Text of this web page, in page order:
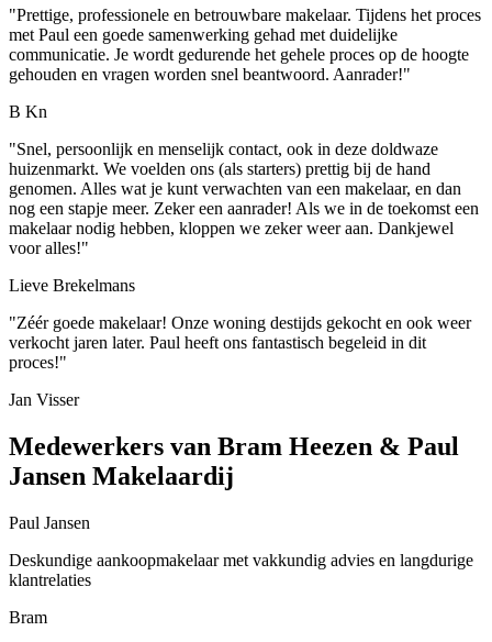
"Prettige, professionele en betrouwbare makelaar. Tijdens het proces
met Paul een goede samenwerking gehad met duidelijke
communicatie. Je wordt gedurende het gehele proces op de hoogte
gehouden en vragen worden snel beantwoord. Aanrader!"
B Kn
"Snel, persoonlijk en menselijk contact, ook in deze doldwaze
huizenmarkt. We voelden ons (als starters) prettig bij de hand
genomen. Alles wat je kunt verwachten van een makelaar, en dan
nog een stapje meer. Zeker een aanrader! Als we in de toekomst een
makelaar nodig hebben, kloppen we zeker weer aan. Dankjewel
voor alles!"
Lieve Brekelmans
"Zéér goede makelaar! Onze woning destijds gekocht en ook weer
verkocht jaren later. Paul heeft ons fantastisch begeleid in dit
proces!"
Jan Visser
Medewerkers van Bram Heezen & Paul
Jansen Makelaardij
Paul Jansen
Deskundige aankoopmakelaar met vakkundig advies en langdurige
klantrelaties
Bram